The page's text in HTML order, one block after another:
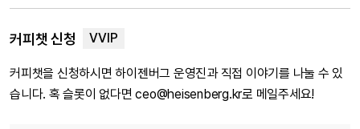
커피챗 신청
커피챗을 신청하시면 하이젠버그 운영진과 직접 이야기를 나눌 수 있
습니다. 혹 슬롯이 없다면 ceo@heisenberg.kr로 메일주세요!